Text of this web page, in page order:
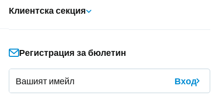
Клиентска секция
Регистрация за бюлетин
Вход